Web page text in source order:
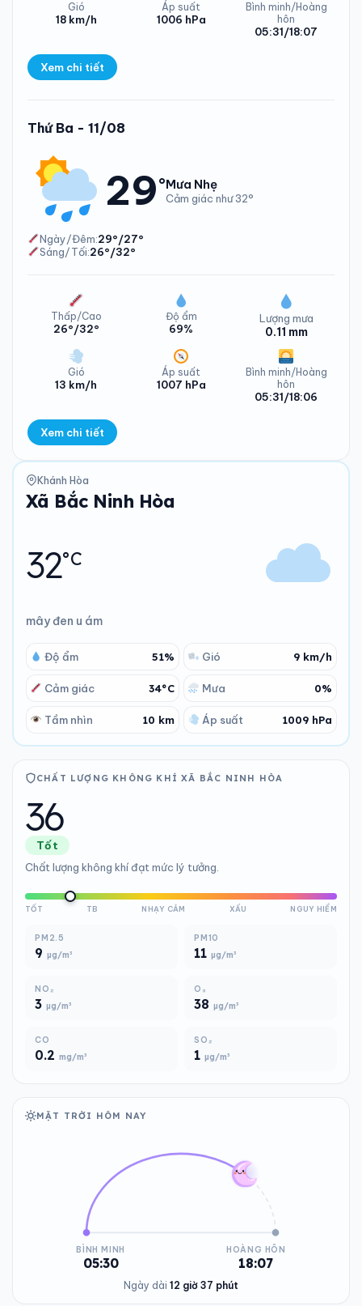
Gió
18 km/h
Áp suất
1006 hPa
Bình minh/Hoàng
hôn
05:31/18:07
Xem chi tiết
Nhiệt độ Xã Bắc Ninh Hòa Thứ Hai - 10/08/2026
Thứ Ba - 11/08
29°Mưa Nhẹ
Cảm giác như 32°
Ngày/Đêm:29°/27°
Sáng/Tối:26°/32°
Thấp/Cao
26°/32°
Độ ẩm
69%
Lượng mưa
0.11 mm
Gió
13 km/h
Áp suất
1007 hPa
Bình minh/Hoàng
hôn
05:31/18:06
Xem chi tiết
Nhiệt độ Xã Bắc Ninh Hòa Thứ Ba - 11/08/2026
Khánh Hòa
Xã Bắc Ninh Hòa
32°C
mây đen u ám
Độ ẩm 51% Gió 9 km/h
Cảm giác 34°C Mưa 0%
Tầm nhìn 10 km Áp suất 1009 hPa
CHẤT LƯỢNG KHÔNG KHÍ XÃ BẮC NINH HÒA
36
Tốt
Chất lượng không khí đạt mức lý tưởng.
TỐT TB NHẠY CẢM XẤU NGUY HIỂM
PM2.5
9 µg/m³
PM10
11 µg/m³
NO₂
3 µg/m³
O₃
38 µg/m³
CO
0.2 mg/m³
SO₂
1 µg/m³
MẶT TRỜI HÔM NAY
BÌNH MINH
05:30
HOÀNG HÔN
18:07
Ngày dài 12 giờ 37 phút